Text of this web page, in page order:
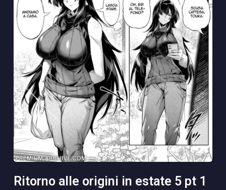
ritorno alle origini in estate 5 pt 1